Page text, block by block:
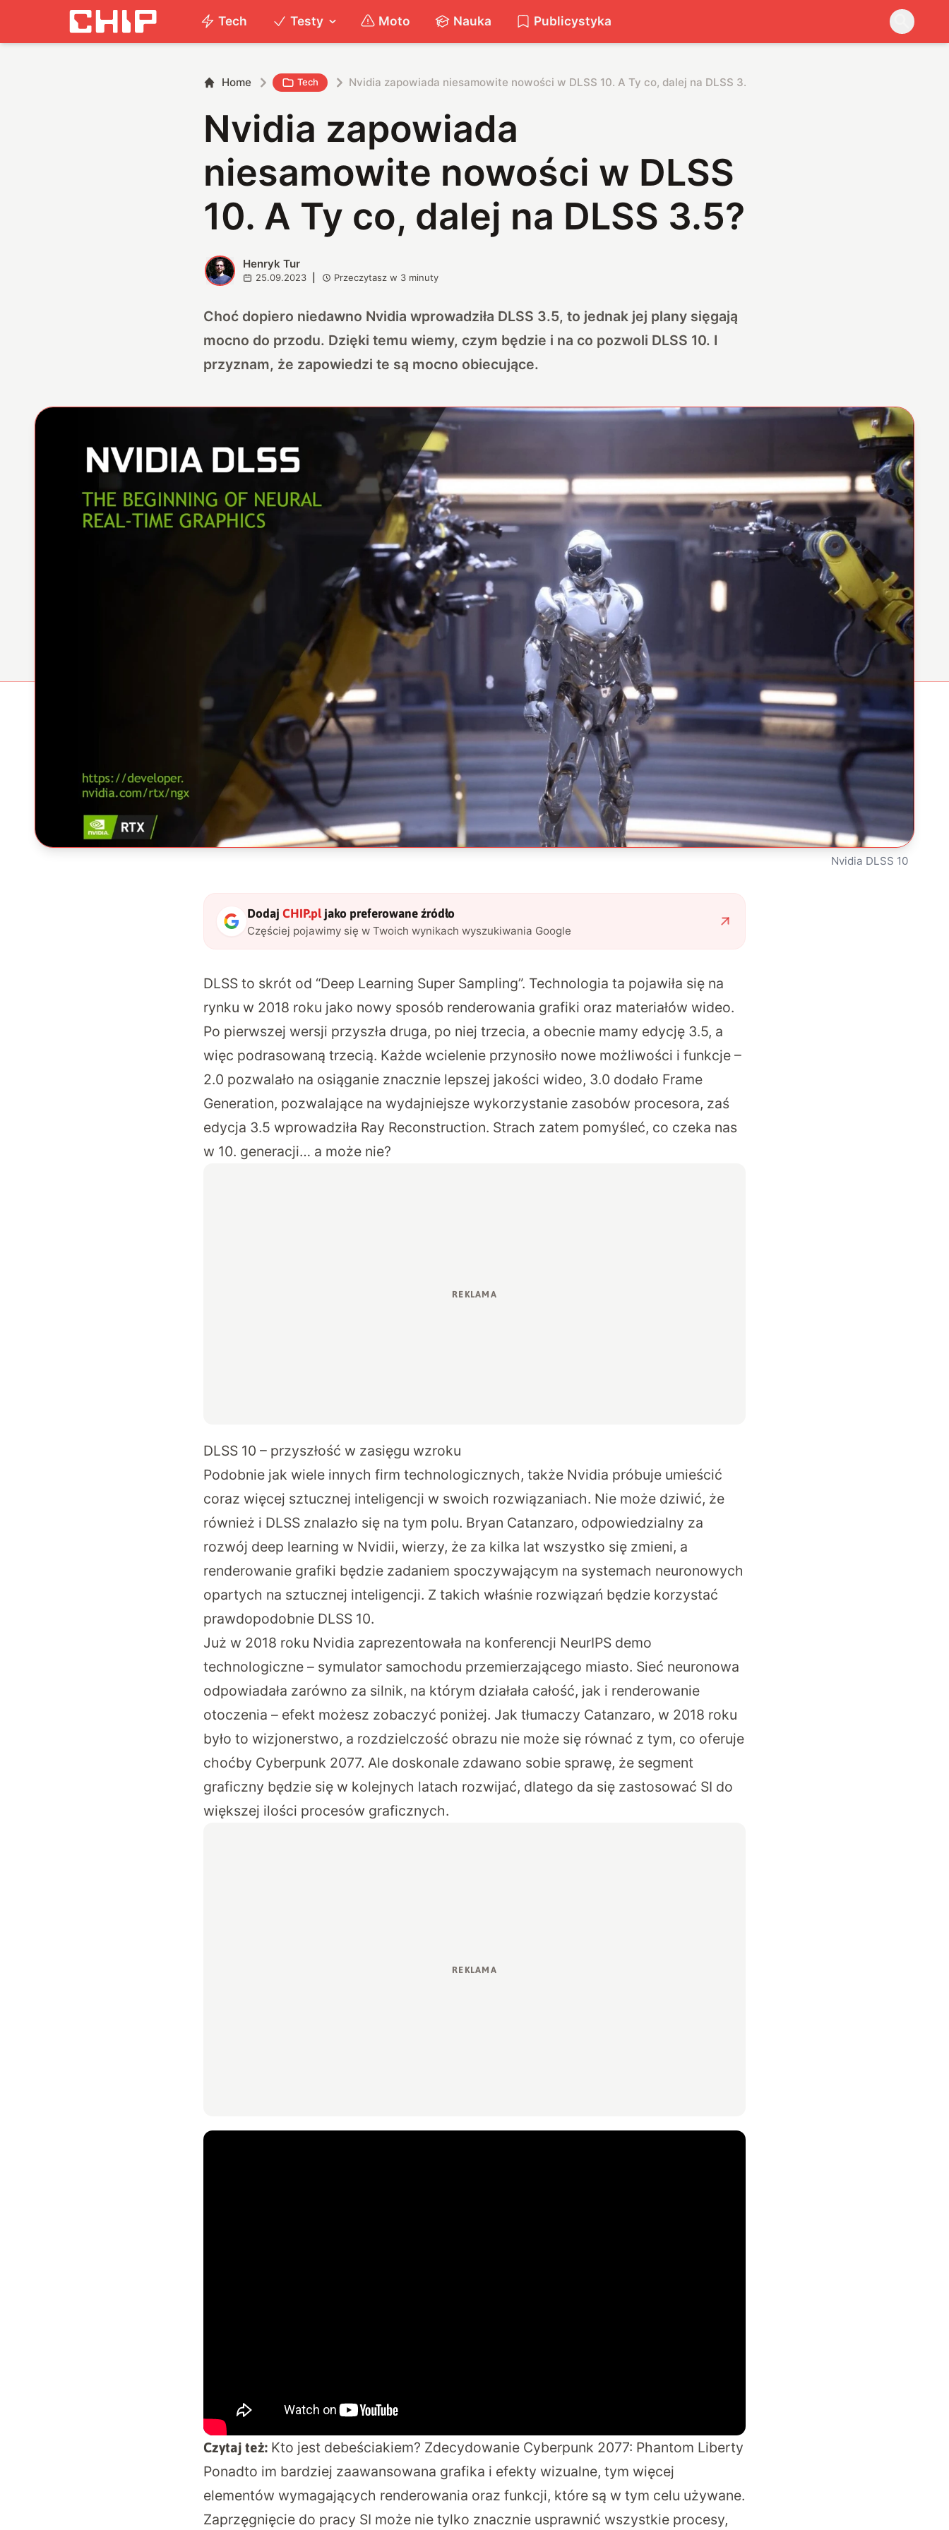
Tech Testy Moto Nauka Publicystyka
Home Tech Nvidia zapowiada niesamowite nowości w DLSS 10. A Ty co, dalej na DLSS 3.5?
Nvidia zapowiada
niesamowite nowości w DLSS
10. A Ty co, dalej na DLSS 3.5?
H Henryk Tur
25.09.2023 Przeczytasz w 3 minuty
Choć dopiero niedawno Nvidia wprowadziła DLSS 3.5, to jednak jej plany sięgają
mocno do przodu. Dzięki temu wiemy, czym będzie i na co pozwoli DLSS 10. I
przyznam, że zapowiedzi te są mocno obiecujące.
Nvidia DLSS 10
Dodaj CHIP.pljako preferowane źródło
Częściej pojawimy się w Twoich wynikach wyszukiwania Google
DLSS to skrót od “Deep Learning Super Sampling”. Technologia ta pojawiła się na
rynku w 2018 roku jako nowy sposób renderowania grafiki oraz materiałów wideo.
Po pierwszej wersji przyszła druga, po niej trzecia, a obecnie mamy edycję 3.5, a
więc podrasowaną trzecią. Każde wcielenie przynosiło nowe możliwości i funkcje –
2.0 pozwalało na osiąganie znacznie lepszej jakości wideo, 3.0 dodało Frame
Generation, pozwalające na wydajniejsze wykorzystanie zasobów procesora, zaś
edycja 3.5 wprowadziła Ray Reconstruction. Strach zatem pomyśleć, co czeka nas
w 10. generacji… a może nie?
DLSS 10 – przyszłość w zasięgu wzroku
Podobnie jak wiele innych firm technologicznych, także Nvidia próbuje umieścić
coraz więcej sztucznej inteligencji w swoich rozwiązaniach. Nie może dziwić, że
również i DLSS znalazło się na tym polu. Bryan Catanzaro, odpowiedzialny za
rozwój deep learning w Nvidii, wierzy, że za kilka lat wszystko się zmieni, a
renderowanie grafiki będzie zadaniem spoczywającym na systemach neuronowych
opartych na sztucznej inteligencji. Z takich właśnie rozwiązań będzie korzystać
prawdopodobnie DLSS 10.
Już w 2018 roku Nvidia zaprezentowała na konferencji NeurIPS demo
technologiczne – symulator samochodu przemierzającego miasto. Sieć neuronowa
odpowiadała zarówno za silnik, na którym działała całość, jak i renderowanie
otoczenia – efekt możesz zobaczyć poniżej. Jak tłumaczy Catanzaro, w 2018 roku
było to wizjonerstwo, a rozdzielczość obrazu nie może się równać z tym, co oferuje
choćby Cyberpunk 2077. Ale doskonale zdawano sobie sprawę, że segment
graficzny będzie się w kolejnych latach rozwijać, dlatego da się zastosować SI do
większej ilości procesów graficznych.
Czytaj też: Kto jest debeściakiem? Zdecydowanie Cyberpunk 2077: Phantom Liberty
Ponadto im bardziej zaawansowana grafika i efekty wizualne, tym więcej
elementów wymagających renderowania oraz funkcji, które są w tym celu używane.
Zaprzęgnięcie do pracy SI może nie tylko znacznie usprawnić wszystkie procesy,